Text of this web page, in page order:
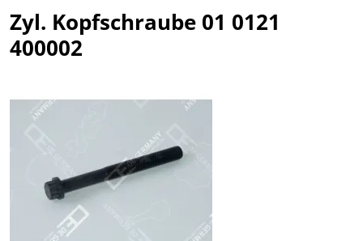
Zyl. Kopfschraube 01 0121
400002